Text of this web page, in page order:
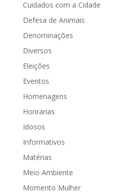
Cuidados com a Cidade
Defesa de Animais
Denominações
Diversos
Eleições
Eventos
Homenagens
Honrarias
Idosos
Informativos
Matérias
Meio Ambiente
Momento Mulher